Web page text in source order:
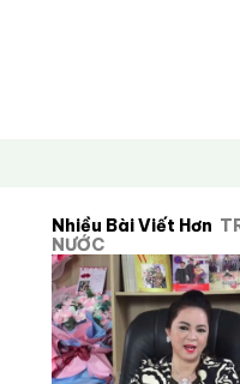
Nhiều Bài Viết Hơn
NƯỚC